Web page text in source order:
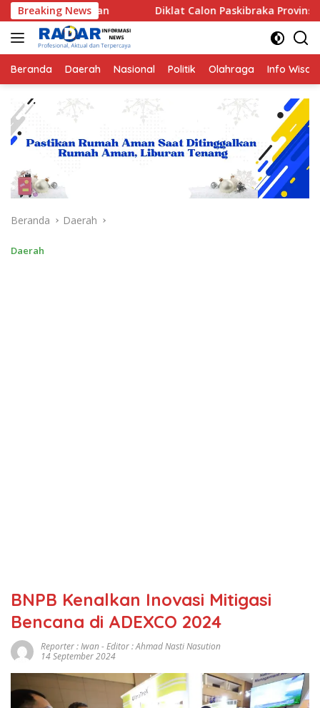
Langsung
ke
konten
Breaking NewsDiklat Calon Paskibraka Provinsi Bengkulu 2026
Beranda Daerah Nasional Politik Olahraga Info
Beranda Daerah
Daerah
BNPB Kenalkan Inovasi Mitigasi
Bencana di ADEXCO 2024
Reporter : Iwan - Editor : Ahmad Nasti Nasution
14 September 2024